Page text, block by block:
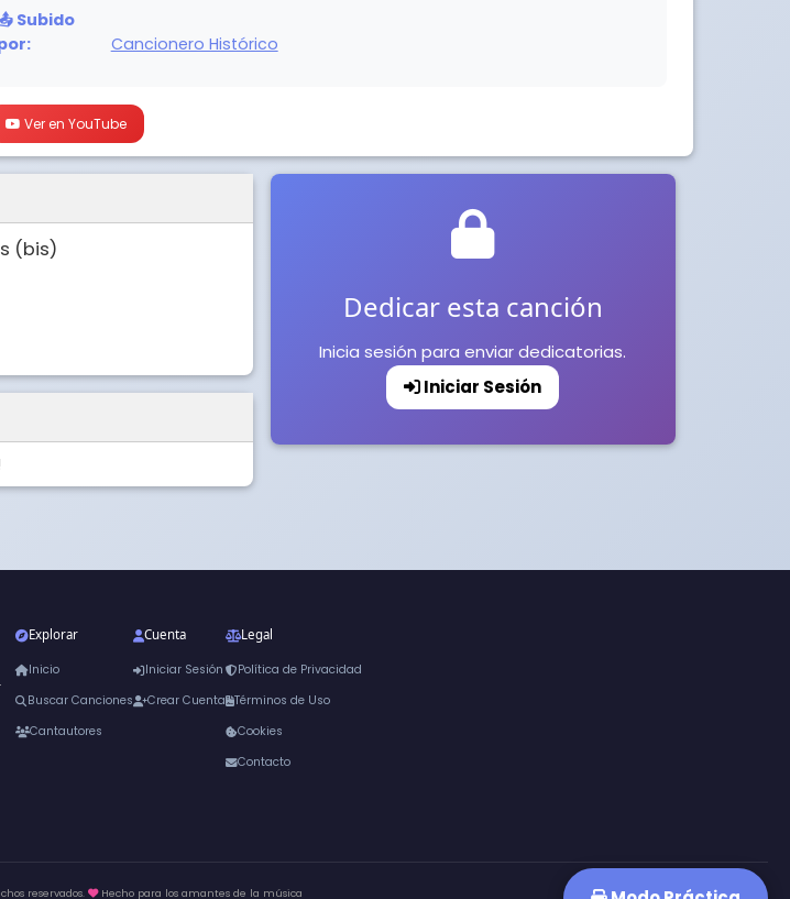
Subido
Cancionero Histórico
Ver en YouTube
(bis)
Dedicar esta canción
Inicia sesión para enviar dedicatorias.
Iniciar Sesión
Explorar
Inicio
Buscar Canciones
Cantautores
Cuenta
Iniciar Sesión
Crear Cuenta
Legal
Política de Privacidad
Términos de Uso
Cookies
Contacto
reservados. Hecho para los amantes de la música